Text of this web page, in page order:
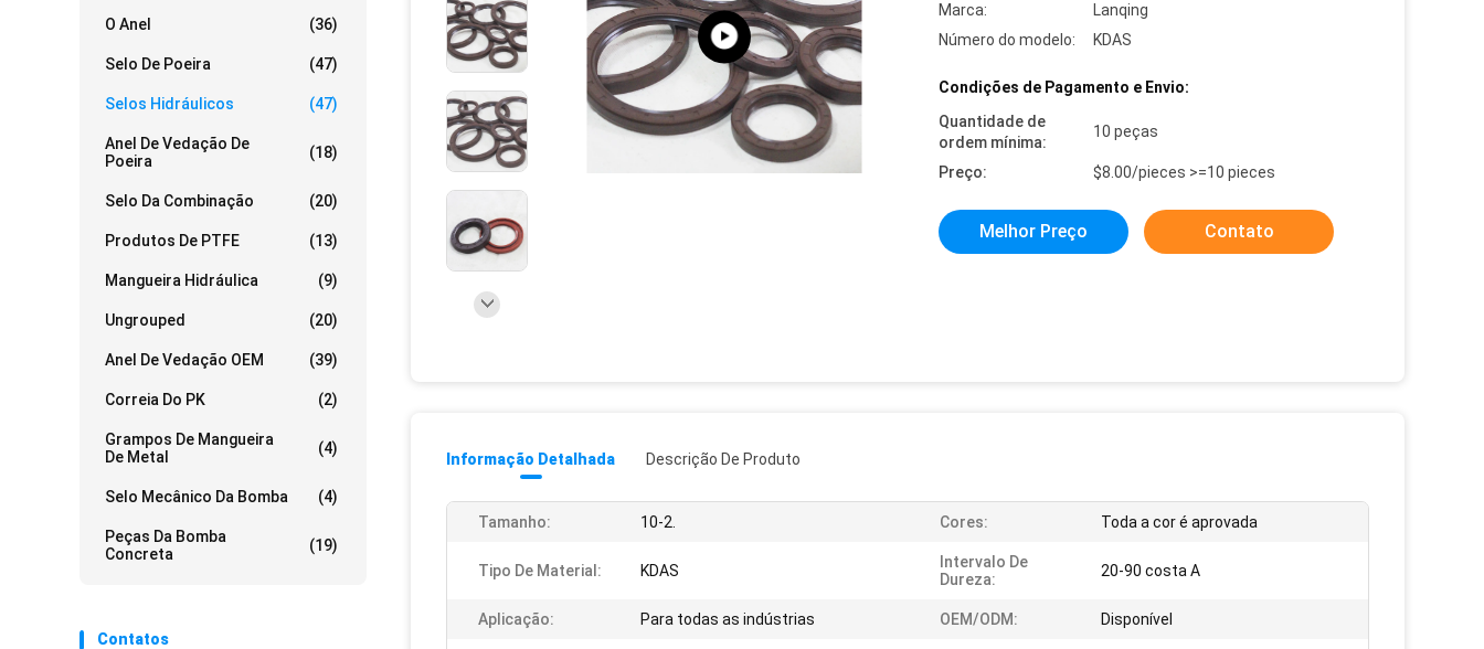
O Anel (36)
Selo De Poeira (47)
Selos Hidráulicos (47)
Anel De Vedação De
Poeira
(18)
Selo Da Combinação (20)
Produtos De PTFE (13)
Mangueira Hidráulica (9)
Ungrouped (20)
Anel De Vedação OEM (39)
Correia Do PK (2)
Grampos De Mangueira
De Metal
(4)
Selo Mecânico Da Bomba (4)
Peças Da Bomba
Concreta
(19)
Contatos
Marca:
Lanqing
Número do modelo:
KDAS
Condições de Pagamento e Envio:
Quantidade de
ordem mínima:
10 peças
Preço: $8.00/pieces >=10 pieces
Melhor Preço Contato
Informação Detalhada Descrição De Produto
Tamanho: 10-2. Cores: Toda a cor é aprovada
Tipo De Material: KDAS
Intervalo De
Dureza:
20-90 costa A
Aplicação: Para todas as indústrias OEM/ODM: Disponível